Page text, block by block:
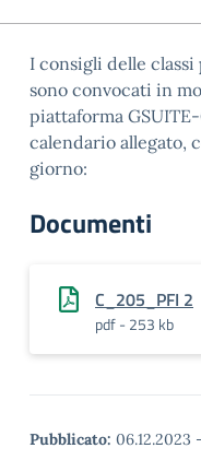
I consigli delle classi
sono convocati in
piattaforma
calendario allegato,
giorno:
Documenti
C_205_PFI 2
pdf - 253 kb
Pubblicato: 06.12.2023 -